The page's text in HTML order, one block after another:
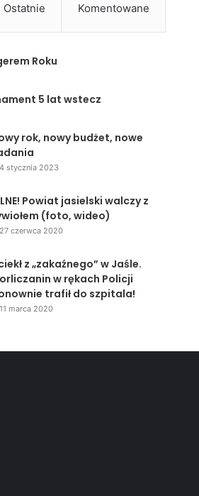
Ostatnie Komentowane
Roku
5 lat wstecz
rok, nowy budżet, nowe
4 stycznia 2023
Powiat jasielski walczy z
(foto, wideo)
27 czerwca 2020
z „zakaźnego” w Jaśle.
w rękach Policji
trafił do szpitala!
11 marca 2020